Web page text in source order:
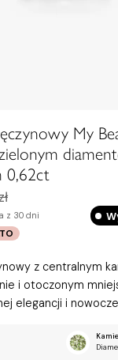
My
0,62ct
z 30 dni
z centralnym
i otoczonym
elegancji i